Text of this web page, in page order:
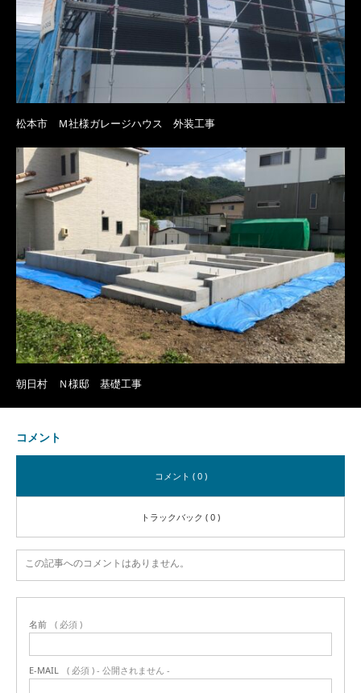
松本市 Ｍ社様ガレージハウス 外装工事
朝日村 Ｎ様邸 基礎工事
コメント
コメント ( 0 )
トラックバック ( 0 )
この記事へのコメントはありません。
名前 ( 必須 )
E-MAIL ( 必須 ) - 公開されません -